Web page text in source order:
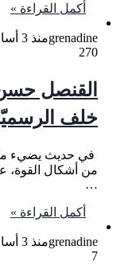
أكمل القراءة »
grenadineمنذ 3 أسابيع
270
القنصل
خلف
في حديث يضيء ما
من أشكال القوة،
…
أكمل القراءة »
grenadineمنذ 3 أسابيع
7